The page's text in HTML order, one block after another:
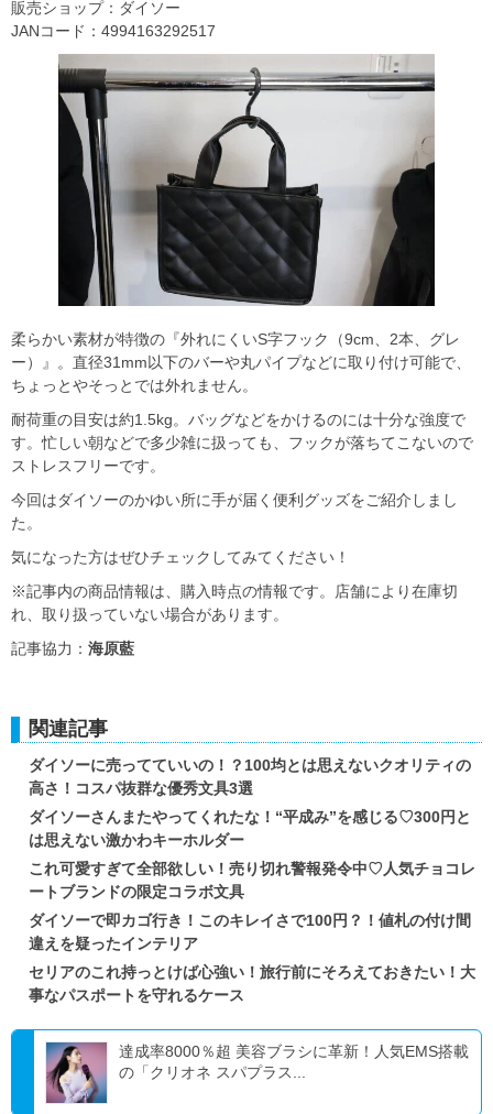
販売ショップ：ダイソー
JANコード：4994163292517
柔らかい素材が特徴の『外れにくいS字フック（9cm、2本、グレ
ー）』。直径31mm以下のバーや丸パイプなどに取り付け可能で、
ちょっとやそっとでは外れません。
耐荷重の目安は約1.5kg。バッグなどをかけるのには十分な強度で
す。忙しい朝などで多少雑に扱っても、フックが落ちてこないので
ストレスフリーです。
今回はダイソーのかゆい所に手が届く便利グッズをご紹介しまし
た。
気になった方はぜひチェックしてみてください！
※記事内の商品情報は、購入時点の情報です。店舗により在庫切
れ、取り扱っていない場合があります。
記事協力： 海原藍
関連記事
ダイソーに売ってていいの！？100均とは思えないクオリティの
高さ！コスパ抜群な優秀文具3選
ダイソーさんまたやってくれたな！“平成み”を感じる♡300円と
は思えない激かわキーホルダー
これ可愛すぎて全部欲しい！売り切れ警報発令中♡人気チョコレ
ートブランドの限定コラボ文具
ダイソーで即カゴ行き！このキレイさで100円？！値札の付け間
違えを疑ったインテリア
セリアのこれ持っとけば心強い！旅行前にそろえておきたい！大
事なパスポートを守れるケース
達成率8000％超 美容ブラシに革新！人気EMS搭載
の「クリオネ スパプラス...